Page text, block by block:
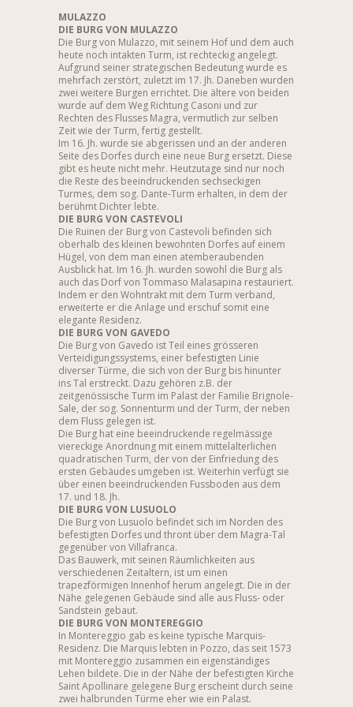
MULAZZO
DIE BURG VON MULAZZO
Die Burg von Mulazzo, mit seinem Hof und dem auch
heute noch intakten Turm, ist rechteckig angelegt.
Aufgrund seiner strategischen Bedeutung wurde es
mehrfach zerstört, zuletzt im 17. Jh. Daneben wurden
zwei weitere Burgen errichtet. Die ältere von beiden
wurde auf dem Weg Richtung Casoni und zur
Rechten des Flusses Magra, vermutlich zur selben
Zeit wie der Turm, fertig gestellt.
Im 16. Jh. wurde sie abgerissen und an der anderen
Seite des Dorfes durch eine neue Burg ersetzt. Diese
gibt es heute nicht mehr. Heutzutage sind nur noch
die Reste des beeindruckenden sechseckigen
Turmes, dem sog. Dante-Turm erhalten, in dem der
berühmt Dichter lebte.
DIE BURG VON CASTEVOLI
Die Ruinen der Burg von Castevoli befinden sich
oberhalb des kleinen bewohnten Dorfes auf einem
Hügel, von dem man einen atemberaubenden
Ausblick hat. Im 16. Jh. wurden sowohl die Burg als
auch das Dorf von Tommaso Malasapina restauriert.
Indem er den Wohntrakt mit dem Turm verband,
erweiterte er die Anlage und erschuf somit eine
elegante Residenz.
DIE BURG VON GAVEDO
Die Burg von Gavedo ist Teil eines grösseren
Verteidigungssystems, einer befestigten Linie
diverser Türme, die sich von der Burg bis hinunter
ins Tal erstreckt. Dazu gehören z.B. der
zeitgenössische Turm im Palast der Familie Brignole-
Sale, der sog. Sonnenturm und der Turm, der neben
dem Fluss gelegen ist.
Die Burg hat eine beeindruckende regelmässige
viereckige Anordnung mit einem mittelalterlichen
quadratischen Turm, der von der Einfriedung des
ersten Gebäudes umgeben ist. Weiterhin verfügt sie
über einen beeindruckenden Fussboden aus dem
17. und 18. Jh.
DIE BURG VON LUSUOLO
Die Burg von Lusuolo befindet sich im Norden des
befestigten Dorfes und thront über dem Magra-Tal
gegenüber von Villafranca.
Das Bauwerk, mit seinen Räumlichkeiten aus
verschiedenen Zeitaltern, ist um einen
trapezförmigen Innenhof herum angelegt. Die in der
Nähe gelegenen Gebäude sind alle aus Fluss- oder
Sandstein gebaut.
DIE BURG VON MONTEREGGIO
In Montereggio gab es keine typische Marquis-
Residenz. Die Marquis lebten in Pozzo, das seit 1573
mit Montereggio zusammen ein eigenständiges
Lehen bildete. Die in der Nähe der befestigten Kirche
Saint Apollinare gelegene Burg erscheint durch seine
zwei halbrunden Türme eher wie ein Palast.